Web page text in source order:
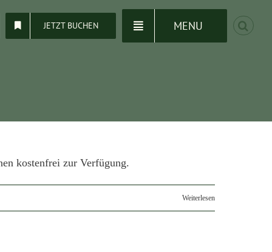
JETZT BUCHEN MENU
kostenfrei zur Verfügung.
Weiterlesen